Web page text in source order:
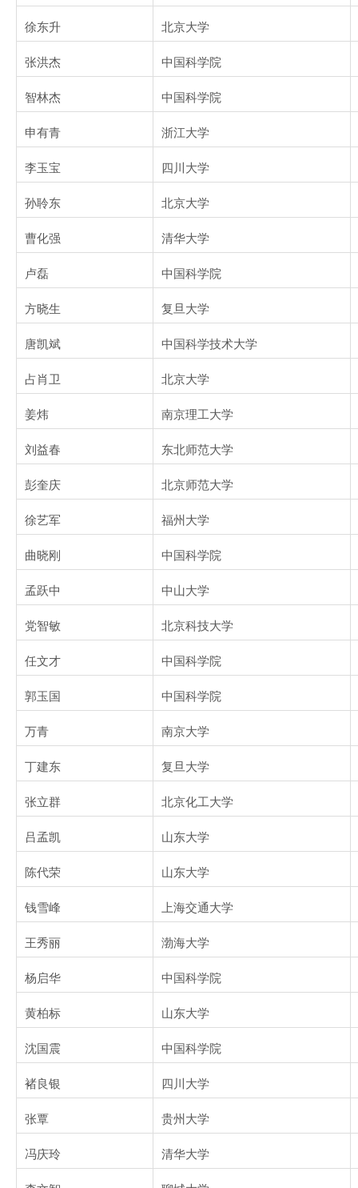
徐东升 北京大学
张洪杰 中国科学院
智林杰 中国科学院
申有青 浙江大学
李玉宝 四川大学
孙聆东 北京大学
曹化强 清华大学
卢磊 中国科学院
方晓生 复旦大学
唐凯斌 中国科学技术大学
占肖卫 北京大学
姜炜 南京理工大学
刘益春 东北师范大学
彭奎庆 北京师范大学
徐艺军 福州大学
曲晓刚 中国科学院
孟跃中 中山大学
党智敏 北京科技大学
任文才 中国科学院
郭玉国 中国科学院
万青 南京大学
丁建东 复旦大学
张立群 北京化工大学
吕孟凯 山东大学
陈代荣 山东大学
钱雪峰 上海交通大学
王秀丽 渤海大学
杨启华 中国科学院
黄柏标 山东大学
沈国震 中国科学院
褚良银 四川大学
张覃 贵州大学
冯庆玲 清华大学